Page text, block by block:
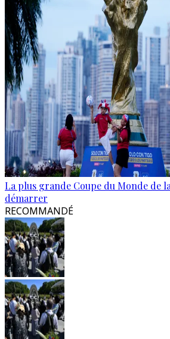
La plus grande Coupe du Monde de
démarrer
RECOMMANDÉ